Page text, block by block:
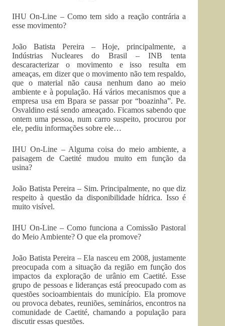
IHU On-Line – Como tem sido a reação contrária a
esse movimento?
João Batista Pereira – Hoje, principalmente, a
Indústrias Nucleares do Brasil – INB tenta
descaracterizar o movimento e isso resulta em
ameaças, em dizer que o movimento não tem respaldo,
que o material não causa nenhum dano ao meio
ambiente e à população. Há vários mecanismos que a
empresa usa em Bpara se passar por “boazinha”. Pe.
Osvaldino está sendo ameaçado. Ficamos sabendo que
ontem uma pessoa, num carro suspeito, procurou por
ele, pediu informações sobre ele…
IHU On-Line – Alguma coisa do meio ambiente, a
paisagem de Caetité mudou muito em função da
usina?
João Batista Pereira – Sim. Principalmente, no que diz
respeito à questão da disponibilidade hídrica. Isso é
muito visível.
IHU On-Line – Como funciona a Comissão Pastoral
do Meio Ambiente? O que ela promove?
João Batista Pereira – Ela nasceu em 2008, justamente
preocupada com a situação da região em função dos
impactos da exploração de urânio em Caetité. Esse
grupo de pessoas e lideranças está preocupado com as
questões socioambientais do município. Ela promove
ou provoca debates, reuniões, seminários, encontros na
comunidade de Caetité, chamando a população para
discutir essas questões.